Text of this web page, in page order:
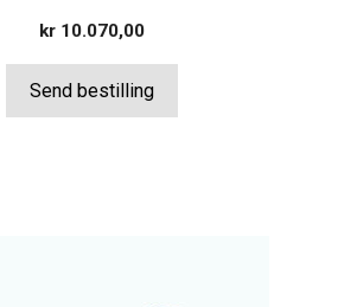
kr10.070,00
Send bestilling